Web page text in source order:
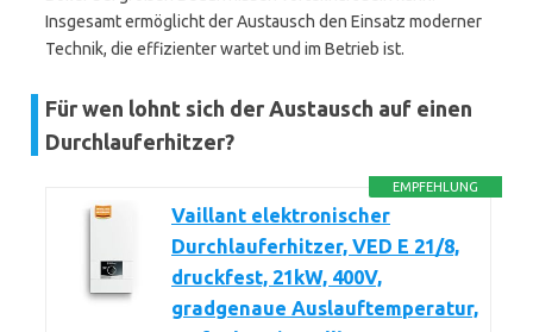
Insgesamt ermöglicht der Austausch den Einsatz moderner
Technik, die effizienter wartet und im Betrieb ist.
Für wen lohnt sich der Austausch auf einen
Durchlauferhitzer?
EMPFEHLUNG
Vaillant elektronischer
Durchlauferhitzer, VED E 21/8,
druckfest, 21kW, 400V,
gradgenaue Auslauftemperatur,